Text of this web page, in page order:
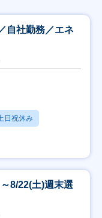
自社勤務／エネ
日祝休み
8/22(土)週末選